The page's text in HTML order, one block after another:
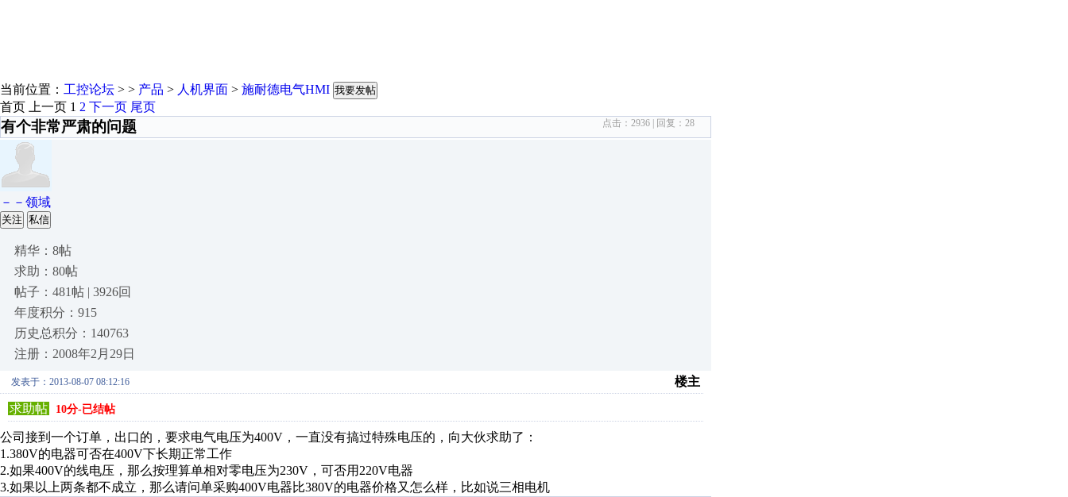
当前位置： 工控论坛 > > 产品 > 人机界面 > 施耐德电气HMI 我要发帖
首页 上一页 1 2 下一页 尾页
有个非常严肃的问题 点击： 2936 | 回复： 28
－－领域
关注 私信
精华：8帖
求助：80帖
帖子：481帖 | 3926回
年度积分：915
历史总积分：140763
注册：2008年2月29日
发表于：2013-08-07 08:12:16
楼主
求助帖
10分-已结帖
公司接到一个订单，出口的，要求电气电压为400V，一直没有搞过特殊电压的，向大伙求助了：
1.380V的电器可否在400V下长期正常工作
2.如果400V的线电压，那么按理算单相对零电压为230V，可否用220V电器
3.如果以上两条都不成立，那么请问单采购400V电器比380V的电器价格又怎么样，比如说三相电机